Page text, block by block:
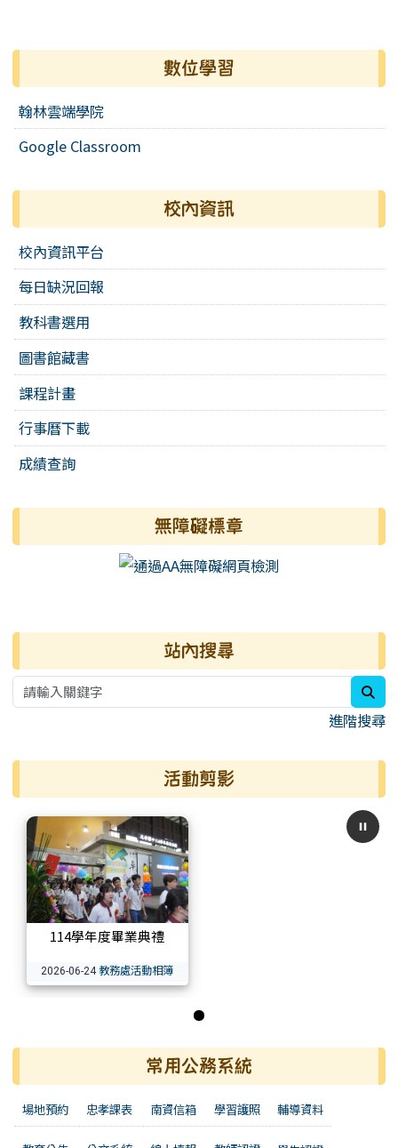
數位學習
翰林雲端學院
Google Classroom
校內資訊
校內資訊平台
每日缺況回報
教科書選用
圖書館藏書
課程計畫
行事曆下載
成績查詢
無障礙標章
右邊區域內容 站內搜尋
進階搜尋
活動剪影
114學年度畢業典禮
2026-06-24 教務處活動相簿
常用公務系統
場地預約 忠孝課表 南資信箱 學習護照 輔導資料